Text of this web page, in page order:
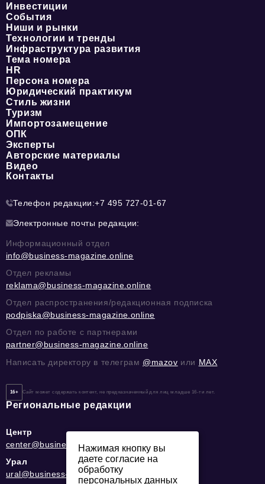
Инвестиции
События
Ниши и рынки
Технологии и тренды
Инфраструктура развития
Тема номера
HR
Персона номера
Юридический практикум
Стиль жизни
Туризм
Импортозамещение
ОПК
Эксперты
Авторские материалы
Видео
Контакты
Телефон редакции:+7 495 727-01-67
Электронные почты редакции:
Информационный отдел
info@business-magazine.online
Отдел рекламы
reklama@business-magazine.online
Отдел распространения/редакционная подписка
podpiska@business-magazine.online
Отдел по работе с партнерами
partner@business-magazine.online
Написать директору в телеграм @mazov или MAX
16+ Сайт может содержать контент, не предназначенный для лиц младше 16-ти лет.
Региональные редакции
Центр
center@business-magazine.online
Урал
ural@business-magazine.online
Нажимая кнопку вы
даете согласие на
обработку
персональных данных